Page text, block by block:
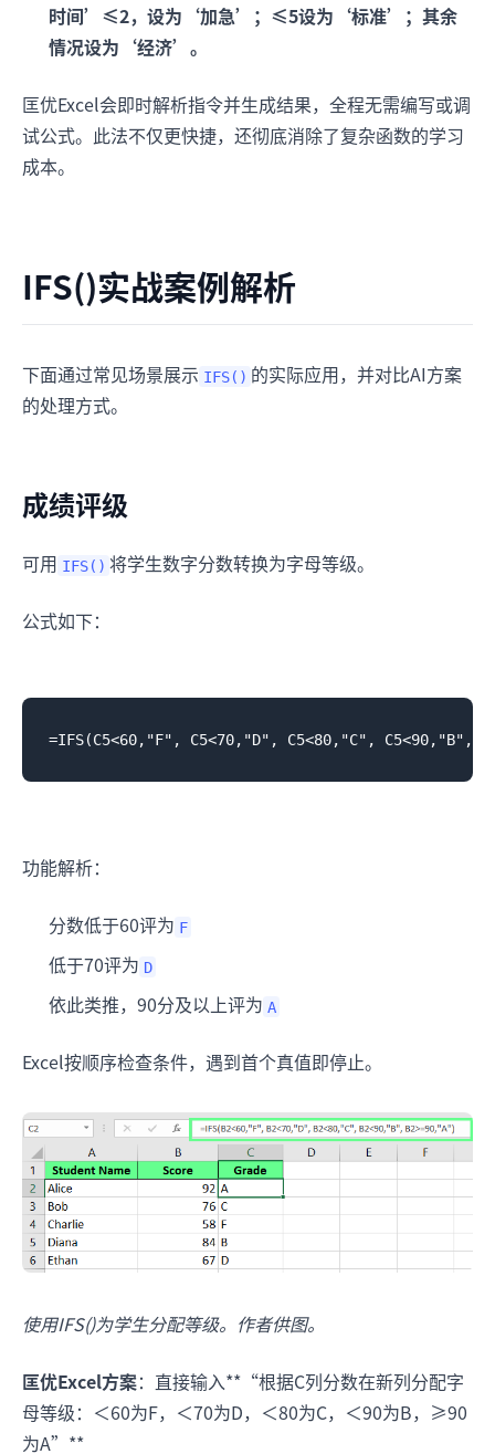
时间’≤2，设为‘加急’；≤5设为‘标准’；其余
情况设为‘经济’。
匡优Excel会即时解析指令并生成结果，全程无需编写或调
试公式。此法不仅更快捷，还彻底消除了复杂函数的学习
成本。
IFS()实战案例解析
下面通过常见场景展示 IFS() 的实际应用，并对比AI方案
的处理方式。
成绩评级
可用 IFS() 将学生数字分数转换为字母等级。
公式如下：
功能解析：
分数低于60评为 F
低于70评为 D
依此类推，90分及以上评为 A
Excel按顺序检查条件，遇到首个真值即停止。
使用IFS()为学生分配等级。作者供图。
匡优Excel方案：直接输入**“根据C列分数在新列分配字
母等级：＜60为F，＜70为D，＜80为C，＜90为B，≥90
为A”**